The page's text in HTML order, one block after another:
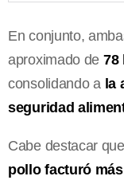
En conjunto,
aproximado de 78
consolidando a la
seguridad
Cabe destacar
pollo facturó